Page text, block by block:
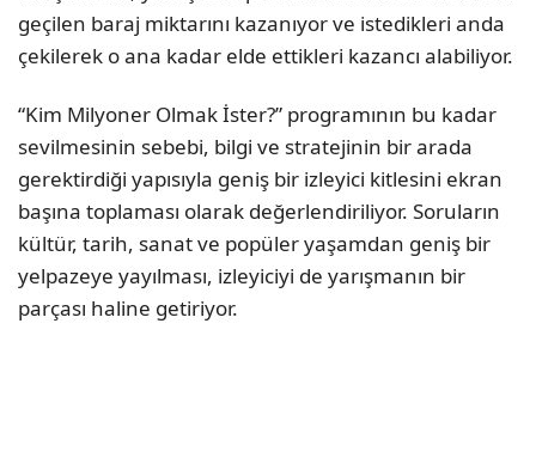
geçilen baraj miktarını kazanıyor ve istedikleri anda
çekilerek o ana kadar elde ettikleri kazancı alabiliyor.
“Kim Milyoner Olmak İster?” programının bu kadar
sevilmesinin sebebi, bilgi ve stratejinin bir arada
gerektirdiği yapısıyla geniş bir izleyici kitlesini ekran
başına toplaması olarak değerlendiriliyor. Soruların
kültür, tarih, sanat ve popüler yaşamdan geniş bir
yelpazeye yayılması, izleyiciyi de yarışmanın bir
parçası haline getiriyor.